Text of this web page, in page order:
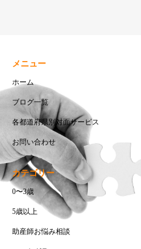
メニュー
ホーム
ブログ一覧
各都道府県別対面サービス
お問い合わせ
カテゴリー
0〜3歳
5歳以上
助産師お悩み相談